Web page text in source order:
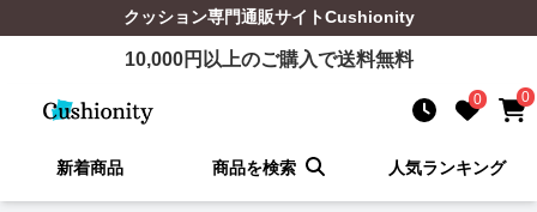
クッション専門通販サイトCushionity
10,000円以上のご購入で送料無料
0 0
新着商品 商品を検索 人気ランキング